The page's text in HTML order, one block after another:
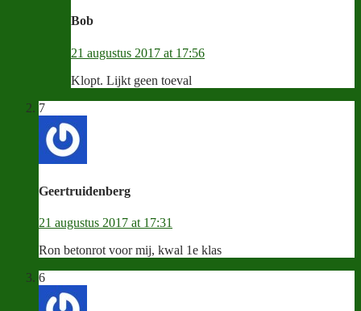
Bob
21 augustus 2017 at 17:56
Klopt. Lijkt geen toeval
7
Geertruidenberg
21 augustus 2017 at 17:31
Ron betonrot voor mij, kwal 1e klas
6